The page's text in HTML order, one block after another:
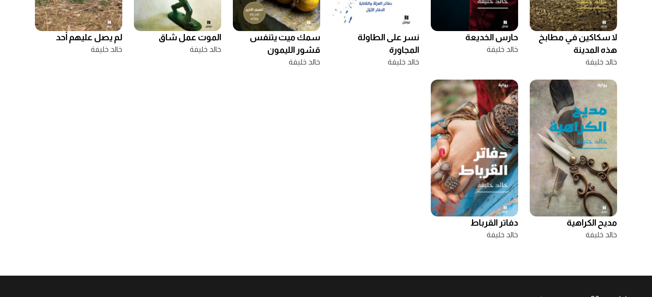
لا سكاكين في مطابخ
هذه المدينة
خالد خليفة
حارس الخديعة
خالد خليفة
نسر على الطاولة
المجاورة
خالد خليفة
سمك ميت يتنفس
قشور الليمون
خالد خليفة
الموت عمل شاق
خالد خليفة
لم يصل عليهم أحد
خالد خليفة
مديح الكراهية
خالد خليفة
دفاتر القرباط
خالد خليفة